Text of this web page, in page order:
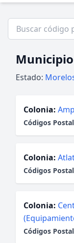
Estado:
Colonia:
Códigos
Colonia:
Códigos
Colonia:
Códigos